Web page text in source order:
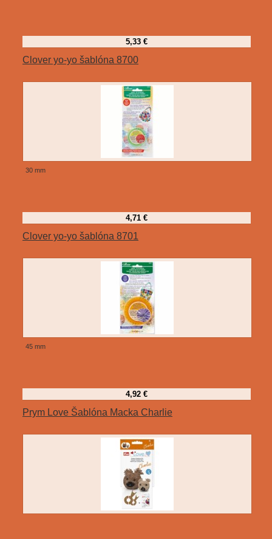
5,33 €
Clover yo-yo šablóna 8700
30 mm
4,71 €
Clover yo-yo šablóna 8701
45 mm
4,92 €
Prym Love Šablóna Macka Charlie